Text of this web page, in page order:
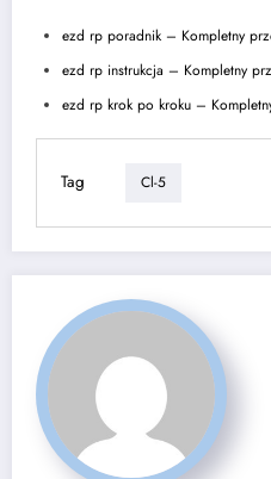
ezd rp poradnik – Kompletny
ezd rp instrukcja – Kompletny
ezd rp krok po kroku –
Tag Cl-5